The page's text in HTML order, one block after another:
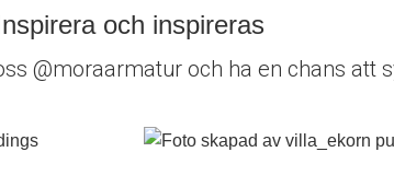
och inspireras
@moraarmatur och ha en chans att